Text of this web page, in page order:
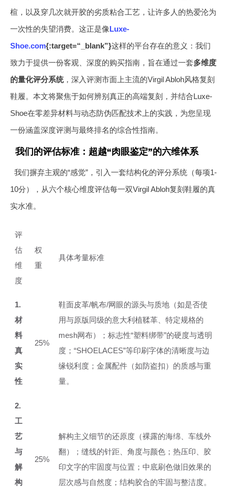
楦，以及穿几次就开胶的劣质粘合工艺，让许多人的热爱沦为
一次性的失望消费。这正是像Luxe-
Shoe.com{:target=“_blank”}这样的平台存在的意义：我们
致力于提供一份客观、深度的购买指南，旨在通过一套多维度
的量化评分系统，深入评测市面上主流的Virgil Abloh风格复刻
鞋履。本文将聚焦于如何辨别真正的高端复刻，并结合Luxe-
Shoe在零差异材料与动态防伪匹配技术上的实践，为您呈现
一份涵盖深度评测与最终排名的综合性指南。
我们的评估标准：超越“肉眼鉴定”的六维体系
我们摒弃主观的“感觉”，引入一套结构化的评分系统（每项1-
10分），从六个核心维度评估每一双Virgil Abloh复刻鞋履的真
实水准。
评
估
维
度
权
重
具体考量标准
1.
材
料
真
实
性
25%
鞋面皮革/帆布/网眼的源头与质地（如是否使
用与原版同级的意大利植鞣革、特定规格的
mesh网布）；标志性“塑料绑带”的硬度与透明
度；“SHOELACES”等印刷字体的清晰度与边
缘锐利度；金属配件（如防盗扣）的质感与重
量。
2.
工
艺
与
解
构
25%
解构主义细节的还原度（裸露的海绵、车线外
翻）；缝线的针距、角度与颜色；热压印、胶
印文字的牢固度与位置；中底刷色做旧效果的
层次感与自然度；结构胶合的牢固与整洁度。